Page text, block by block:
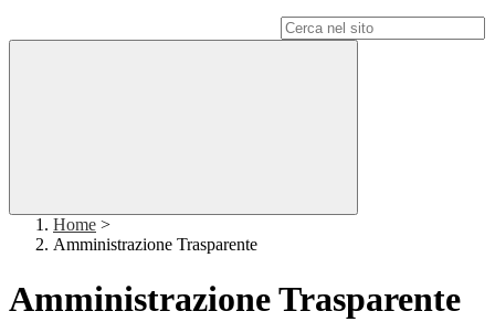
Home >
Amministrazione Trasparente
Amministrazione Trasparente